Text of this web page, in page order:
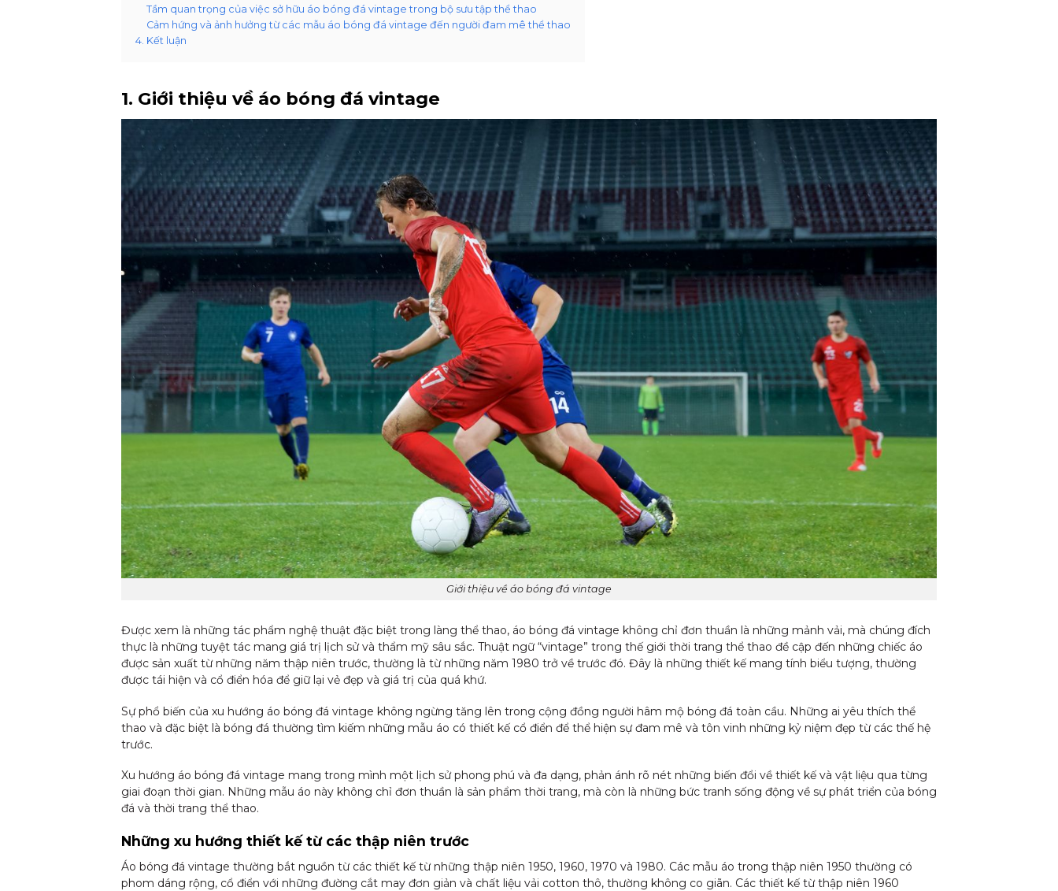
Tầm quan trọng của việc sở hữu áo bóng đá vintage trong bộ sưu tập thể thao
Cảm hứng và ảnh hưởng từ các mẫu áo bóng đá vintage đến người đam mê thể thao
4. Kết luận
1. Giới thiệu về áo bóng đá vintage
Giới thiệu về áo bóng đá vintage
Được xem là những tác phẩm nghệ thuật đặc biệt trong làng thể thao, áo bóng đá vintage không chỉ đơn thuần là những mảnh vải, mà chúng đích
thực là những tuyệt tác mang giá trị lịch sử và thẩm mỹ sâu sắc. Thuật ngữ “vintage” trong thế giới thời trang thể thao đề cập đến những chiếc áo
được sản xuất từ những năm thập niên trước, thường là từ những năm 1980 trở về trước đó. Đây là những thiết kế mang tính biểu tượng, thường
được tái hiện và cổ điển hóa để giữ lại vẻ đẹp và giá trị của quá khứ.
Sự phổ biến của xu hướng áo bóng đá vintage không ngừng tăng lên trong cộng đồng người hâm mộ bóng đá toàn cầu. Những ai yêu thích thể
thao và đặc biệt là bóng đá thường tìm kiếm những mẫu áo có thiết kế cổ điển để thể hiện sự đam mê và tôn vinh những kỷ niệm đẹp từ các thế hệ
trước.
Xu hướng áo bóng đá vintage mang trong mình một lịch sử phong phú và đa dạng, phản ánh rõ nét những biến đổi về thiết kế và vật liệu qua từng
giai đoạn thời gian. Những mẫu áo này không chỉ đơn thuần là sản phẩm thời trang, mà còn là những bức tranh sống động về sự phát triển của bóng
đá và thời trang thể thao.
Những xu hướng thiết kế từ các thập niên trước
Áo bóng đá vintage thường bắt nguồn từ các thiết kế từ những thập niên 1950, 1960, 1970 và 1980. Các mẫu áo trong thập niên 1950 thường có
phom dáng rộng, cổ điển với những đường cắt may đơn giản và chất liệu vải cotton thô, thường không co giãn. Các thiết kế từ thập niên 1960